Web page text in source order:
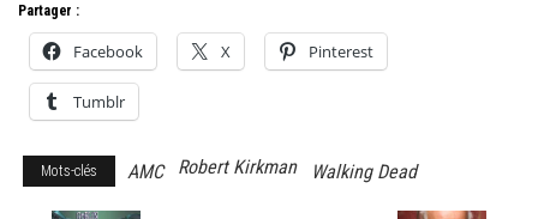
Partager :
Facebook X Pinterest
Tumblr
Mots-clés AMC Robert Kirkman Walking Dead